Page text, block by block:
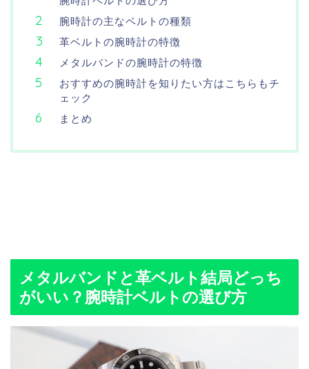
腕時計の主なベルトの種類
革ベルトの腕時計の特徴
メタルバンドの腕時計の特徴
おすすめの腕時計を知りたい方はこちらもチ
ェック
まとめ
メタルバンドと革ベルト結局どっち
がいい？腕時計ベルトの選び方